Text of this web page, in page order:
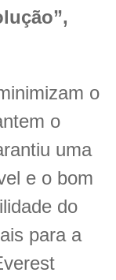
o
o
uma
e o bom
do
para a